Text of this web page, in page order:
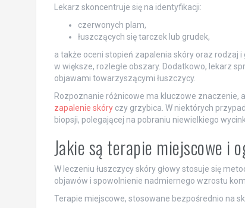
Lekarz skoncentruje się na identyfikacji:
czerwonych plam,
łuszczących się tarczek lub grudek,
a także oceni stopień zapalenia skóry oraz rodzaj
w większe, rozległe obszary. Dodatkowo, lekarz
objawami towarzyszącymi łuszczycy.
Rozpoznanie różnicowe ma kluczowe znaczenie,
zapalenie skóryczy grzybica. W niektórych
biopsji, polegającej na pobraniu niewielkiego
Jakie są terapie miejscowe i
W leczeniu łuszczycy skóry głowy stosuje się
objawów i spowolnienie nadmiernego wzrostu
Terapie miejscowe, stosowane bezpośrednio na